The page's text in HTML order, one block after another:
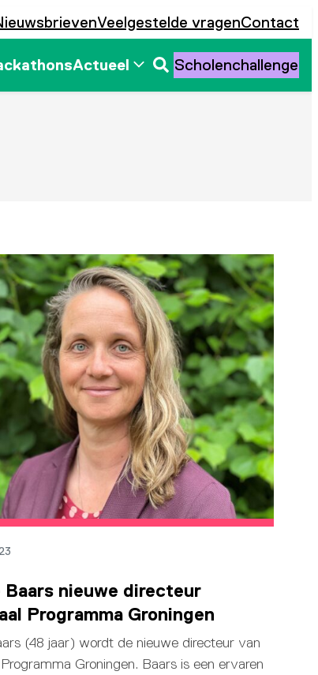
Veelgestelde vragenContact
Actueel
Zoeken
openen
Scholenchallenge
Baars nieuwe directeur
Programma Groningen
(48 jaar) wordt de nieuwe directeur van
Groningen. Baars is een ervaren